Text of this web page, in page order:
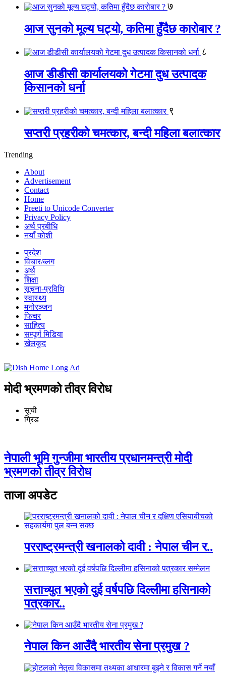
७
आज सुनको मूल्य घट्यो, कतिमा हुँदैछ कारोबार ?
८
आज डीडीसी कार्यालयको गेटमा दुध उत्पादक
किसानको धर्ना
९
सप्तरी प्रहरीको चमत्कार, बन्दी महिला बलात्कार
Trending
About
Advertisement
Contact
Home
Preeti to Unicode Converter
Privacy Policy
अर्थ प्रबीधि
नयाँ कोशी
प्रदेश
विचार/ब्लग
अर्थ
शिक्षा
सूचना-प्रविधि
स्वास्थ्य
मनोरञ्जन
फिचर
साहित्य
सम्पूर्ण मिडिया
खेलकुद
मोदी भ्रमणको तीव्र विरोध
सूची
ग्रिड
नेपाली भूमि गुन्जीमा भारतीय प्रधानमन्त्री मोदी
भ्रमणको तीव्र विरोध
ताजा अपडेट
परराष्ट्रमन्त्री खनालको दावी : नेपाल चीन र..
सत्ताच्युत भएको दुई वर्षपछि दिल्लीमा हसिनाको
पत्रकार..
नेपाल किन आउँदै भारतीय सेना प्रमुख ?